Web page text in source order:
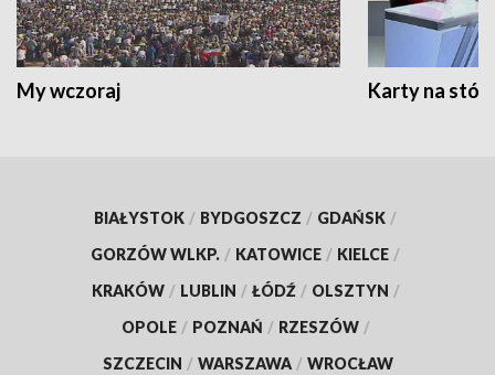
My wczoraj Karty na
BIAŁYSTOK / BYDGOSZCZ / GDAŃSK /
GORZÓW WLKP. / KATOWICE / KIELCE /
KRAKÓW / LUBLIN / ŁÓDŹ / OLSZTYN /
OPOLE / POZNAŃ / RZESZÓW /
SZCZECIN / WARSZAWA / WROCŁAW